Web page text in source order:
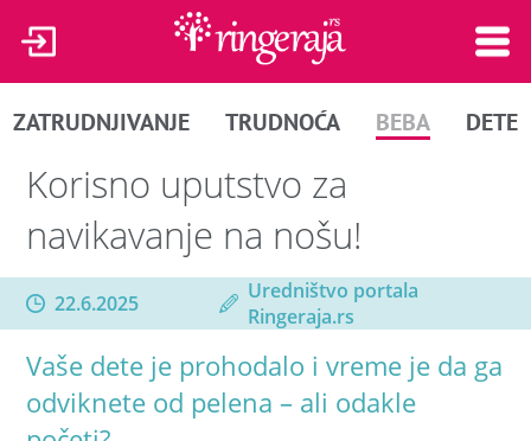
ZATRUDNJIVANJE TRUDNOĆA BEBA DETE
Korisno uputstvo za
navikavanje na nošu!
22.6.2025
Uredništvo portala
Ringeraja.rs
Vaše dete je prohodalo i vreme je da ga
odviknete od pelena – ali odakle